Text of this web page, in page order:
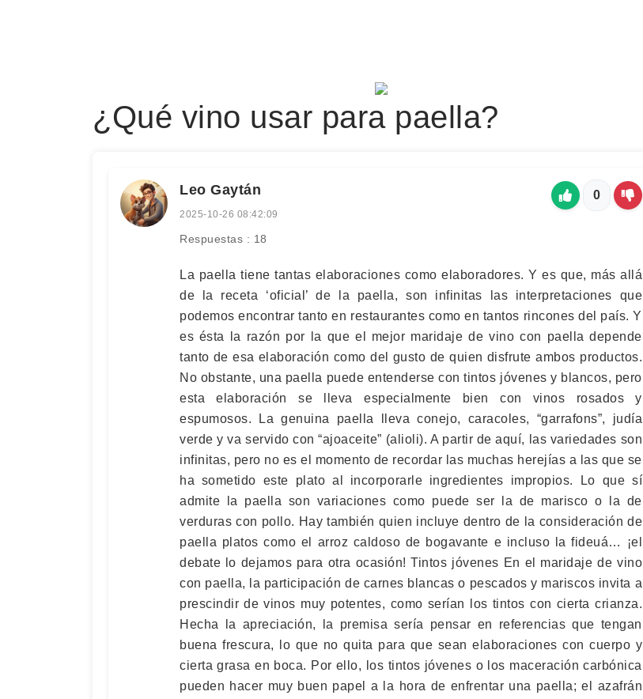
¿Qué vino usar para paella?
Leo Gaytán
2025-10-26 08:42:09
Respuestas : 18
0
La paella tiene tantas elaboraciones como elaboradores. Y es que, más allá
de la receta ‘oficial’ de la paella, son infinitas las interpretaciones que
podemos encontrar tanto en restaurantes como en tantos rincones del país. Y
es ésta la razón por la que el mejor maridaje de vino con paella depende
tanto de esa elaboración como del gusto de quien disfrute ambos productos.
No obstante, una paella puede entenderse con tintos jóvenes y blancos, pero
esta elaboración se lleva especialmente bien con vinos rosados y
espumosos. La genuina paella lleva conejo, caracoles, “garrafons”, judía
verde y va servido con “ajoaceite” (alioli). A partir de aquí, las variedades son
infinitas, pero no es el momento de recordar las muchas herejías a las que se
ha sometido este plato al incorporarle ingredientes impropios. Lo que sí
admite la paella son variaciones como puede ser la de marisco o la de
verduras con pollo. Hay también quien incluye dentro de la consideración de
paella platos como el arroz caldoso de bogavante e incluso la fideuá… ¡el
debate lo dejamos para otra ocasión! Tintos jóvenes En el maridaje de vino
con paella, la participación de carnes blancas o pescados y mariscos invita a
prescindir de vinos muy potentes, como serían los tintos con cierta crianza.
Hecha la apreciación, la premisa sería pensar en referencias que tengan
buena frescura, lo que no quita para que sean elaboraciones con cuerpo y
cierta grasa en boca. Por ello, los tintos jóvenes o los maceración carbónica
pueden hacer muy buen papel a la hora de enfrentar una paella; el azafrán